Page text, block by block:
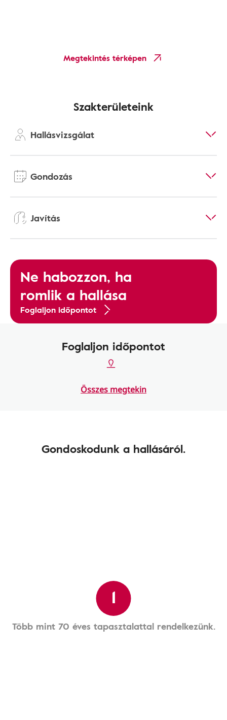
Megtekintés térképen
Szakterületeink
Hallásvizsgálat
Gondozás
Javítás
Ne habozzon, ha
romlik a hallása
Foglaljon időpontot
Foglaljon időpontot
Összes megtekin
Gondoskodunk a hallásáról.
1
Több mint 70 éves tapasztalattal rendelkezünk.